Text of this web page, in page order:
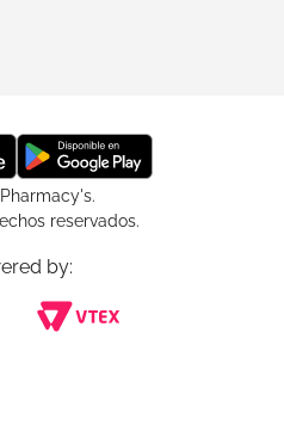
reservados.
by: